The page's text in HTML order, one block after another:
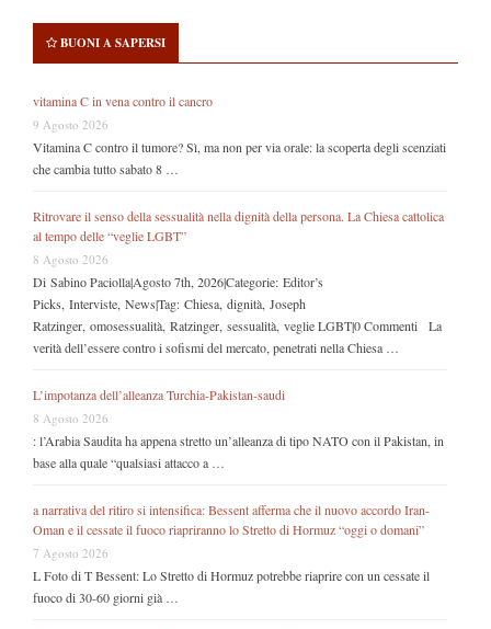
BUONI A SAPERSI
vitamina C in vena contro il cancro
9 Agosto 2026
Vitamina C contro il tumore? Sì, ma non per via orale: la scoperta degli scenziati
che cambia tutto sabato 8 …
Ritrovare il senso della sessualità nella dignità della persona. La Chiesa cattolica
al tempo delle “veglie LGBT”
8 Agosto 2026
Di Sabino Paciolla|Agosto 7th, 2026|Categorie: Editor’s
Picks, Interviste, News|Tag: Chiesa, dignità, Joseph
Ratzinger, omosessualità, Ratzinger, sessualità, veglie LGBT|0 Commenti La
verità dell’essere contro i sofismi del mercato, penetrati nella Chiesa …
L’impotanza dell’alleanza Turchia-Pakistan-saudi
8 Agosto 2026
: l’Arabia Saudita ha appena stretto un’alleanza di tipo NATO con il Pakistan, in
base alla quale “qualsiasi attacco a …
a narrativa del ritiro si intensifica: Bessent afferma che il nuovo accordo Iran-
Oman e il cessate il fuoco riapriranno lo Stretto di Hormuz “oggi o domani”
7 Agosto 2026
L Foto di T Bessent: Lo Stretto di Hormuz potrebbe riaprire con un cessate il
fuoco di 30-60 giorni già …